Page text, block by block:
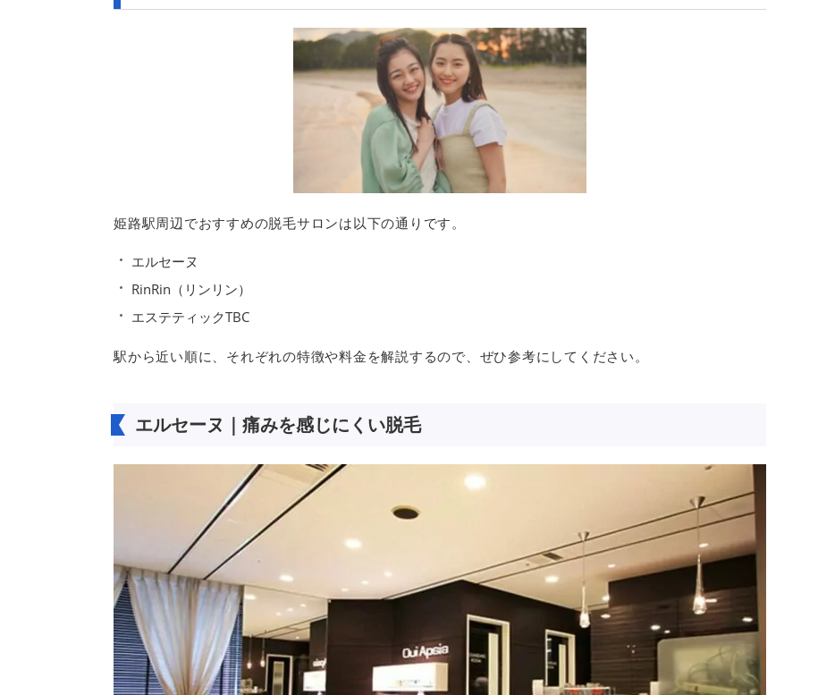
姫路駅周辺でおすすめの脱毛サロンは以下の通りです。
エルセーヌ
RinRin（リンリン）
エステティックTBC
駅から近い順に、それぞれの特徴や料金を解説するので、ぜひ参考にしてください。
エルセーヌ｜痛みを感じにくい脱毛